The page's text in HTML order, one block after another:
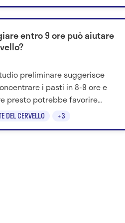
DEL CERVELLO +3
entro 9 ore può aiutare
preliminare suggerisce
i pasti in 8-9 ore e
presto potrebbe favorire
funzioni cognitive negli over